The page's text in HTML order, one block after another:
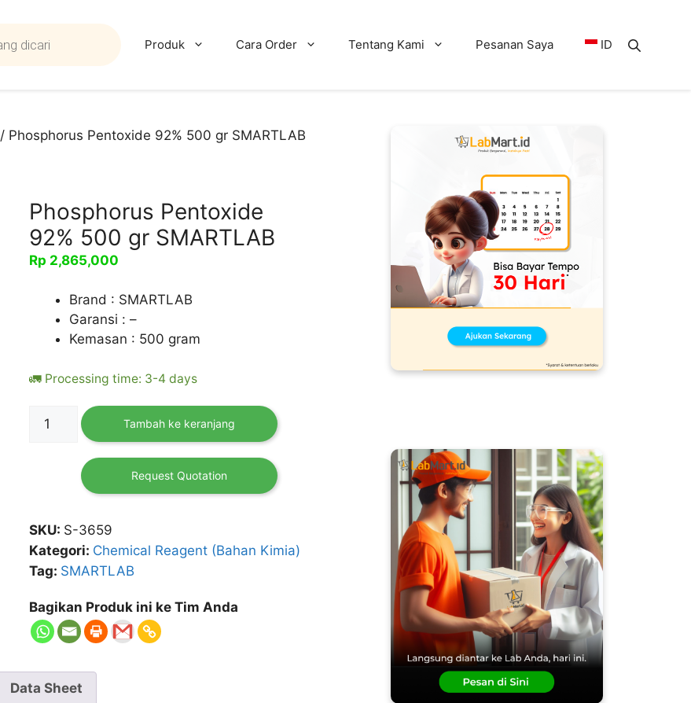
Produk Cara Order Tentang Kami Pesanan Saya ID
/ Phosphorus Pentoxide 92% 500 gr SMARTLAB
Phosphorus Pentoxide
92% 500 gr SMARTLAB
Rp 2,865,000
Brand : SMARTLAB
Garansi : –
Kemasan : 500 gram
🚛 Processing time: 3-4 days
Kuantitas
Phosphorus
SMARTLAB
Tambah ke keranjang
Request Quotation
SKU: S-3659
Kategori: Chemical Reagent (Bahan Kimia)
Tag: SMARTLAB
Bagikan Produk ini ke Tim Anda
Data Sheet